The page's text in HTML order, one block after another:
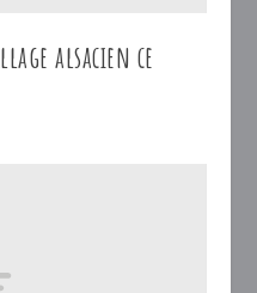
alsacien ce